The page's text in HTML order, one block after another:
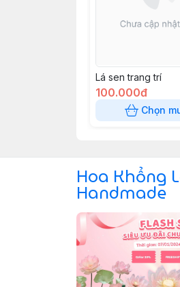
Lá sen trang trí
100.000đ
Chọn
Hoa Khổng
Handmade